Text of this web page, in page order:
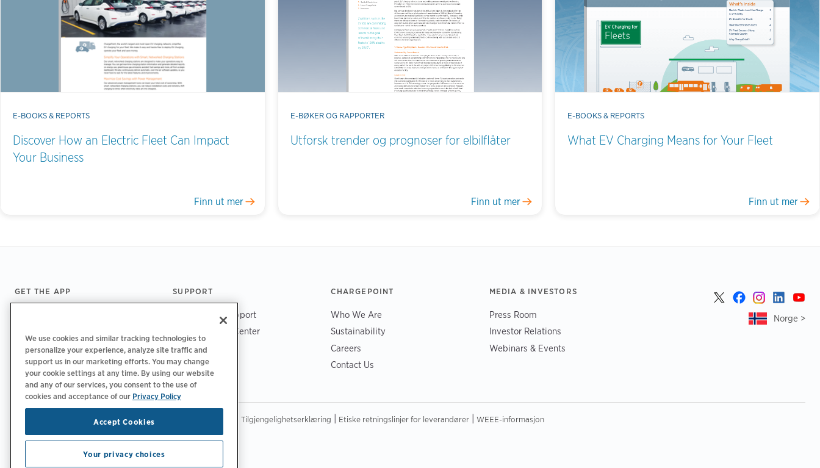
E-BOOKS & REPORTS
Discover How an Electric Fleet Can Impact
Your Business
Finn ut mer
E-BØKER OG RAPPORTER
Utforsk trender og prognoser for elbilflåter
Finn ut mer
E-BOOKS & REPORTS
What EV Charging Means for Your Fleet
Finn ut mer
Footer
GET THE APP SUPPORT
ChargePoint Support
Driver Support Center
Trust Center
CHARGEPOINT
Who We Are
Sustainability
Careers
Contact Us
MEDIA & INVESTORS
Press Room
Investor Relations
Webinars & Events
Norge >
Retningslinjer for personvern‌| Personvernvalg Tilgjengelighetserklæring Etiske retningslinjer for leverandører| WEEE-informasjon
Copyright © 2026 ChargePoint, Inc. Med enerett.
We use cookies and similar tracking technologies to
personalize your experience, analyze site traffic and
support us in our marketing efforts. You may change
your cookie settings at any time. By using our website
and any of our services, you consent to the use of
cookies and acceptance of our Privacy Policy
Accept Cookies
Your privacy choices